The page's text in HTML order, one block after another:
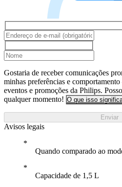
Gostaria de receber comunicações
minhas preferências e
eventos e promoções da Philips.
qualquer momento! O que isso
Enviar
Avisos legais
Quando comparado ao
Capacidade de 1,5 L